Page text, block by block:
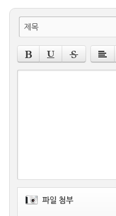
제목
파일 첨부